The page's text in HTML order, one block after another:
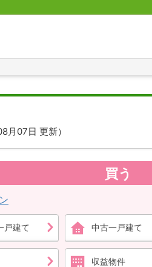
月07日 更新）
買う
戸建て 中古一戸建て
収益物件